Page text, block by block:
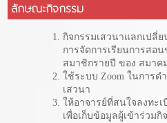
ลักษณะกิจกรรม
กิจกรรมเสวนาแลกเปลี่
การจัดการเรียนการสอ
สมาชิกรายปี ของ สมาค
ใช้ระบบ Zoom ในการด
เสวนา
ให้อาจารย์ที่สนใจลงทะ
เพื่อเก็บข้อมูลผู้เข้าร่วม